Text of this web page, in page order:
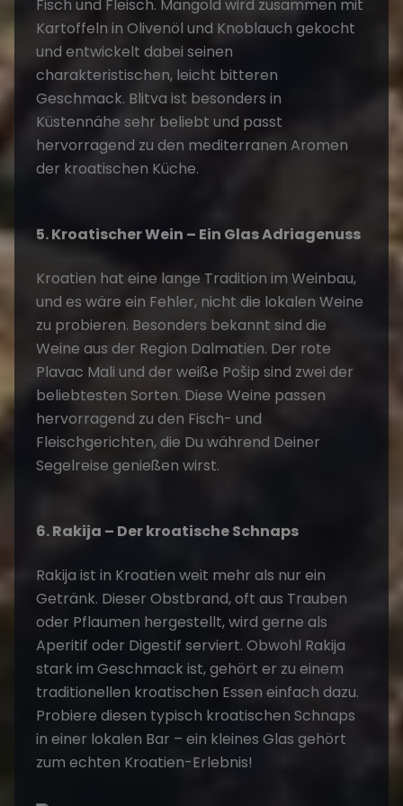
Fisch und Fleisch. Mangold wird zusammen mit
Kartoffeln in Olivenöl und Knoblauch gekocht
und entwickelt dabei seinen
charakteristischen, leicht bitteren
Geschmack. Blitva ist besonders in
Küstennähe sehr beliebt und passt
hervorragend zu den mediterranen Aromen
der kroatischen Küche.
5. Kroatischer Wein – Ein Glas Adriagenuss
Kroatien hat eine lange Tradition im Weinbau,
und es wäre ein Fehler, nicht die lokalen Weine
zu probieren. Besonders bekannt sind die
Weine aus der Region Dalmatien. Der rote
Plavac Mali und der weiße Pošip sind zwei der
beliebtesten Sorten. Diese Weine passen
hervorragend zu den Fisch- und
Fleischgerichten, die Du während Deiner
Segelreise genießen wirst.
6. Rakija – Der kroatische Schnaps
Rakija ist in Kroatien weit mehr als nur ein
Getränk. Dieser Obstbrand, oft aus Trauben
oder Pflaumen hergestellt, wird gerne als
Aperitif oder Digestif serviert. Obwohl Rakija
stark im Geschmack ist, gehört er zu einem
traditionellen kroatischen Essen einfach dazu.
Probiere diesen typisch kroatischen Schnaps
in einer lokalen Bar – ein kleines Glas gehört
zum echten Kroatien-Erlebnis!